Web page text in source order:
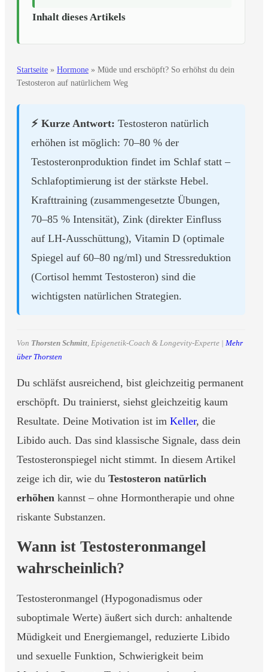
Inhalt dieses Artikels
Startseite » Hormone » Müde und erschöpft? So erhöhst du dein
Testosteron auf natürlichem Weg
⚡ Kurze Antwort: Testosteron natürlich
erhöhen ist möglich: 70–80 % der
Testosteronproduktion findet im Schlaf statt –
Schlafoptimierung ist der stärkste Hebel.
Krafttraining (zusammengesetzte Übungen,
70–85 % Intensität), Zink (direkter Einfluss
auf LH-Ausschüttung), Vitamin D (optimale
Spiegel auf 60–80 ng/ml) und Stressreduktion
(Cortisol hemmt Testosteron) sind die
wichtigsten natürlichen Strategien.
Von Thorsten Schmitt, Epigenetik-Coach & Longevity-Experte | Mehr
über Thorsten
Du schläfst ausreichend, bist gleichzeitig permanent
erschöpft. Du trainierst, siehst gleichzeitig kaum
Resultate. Deine Motivation ist im Keller, die
Libido auch. Das sind klassische Signale, dass dein
Testosteronspiegel nicht stimmt. In diesem Artikel
zeige ich dir, wie du Testosteron natürlich
erhöhen kannst – ohne Hormontherapie und ohne
riskante Substanzen.
Wann ist Testosteronmangel
wahrscheinlich?
Testosteronmangel (Hypogonadismus oder
suboptimale Werte) äußert sich durch: anhaltende
Müdigkeit und Energiemangel, reduzierte Libido
und sexuelle Funktion, Schwierigkeit beim